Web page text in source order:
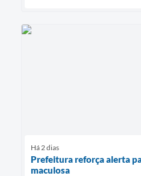
Há 2 dias
Prefeitura reforça alerta
maculosa